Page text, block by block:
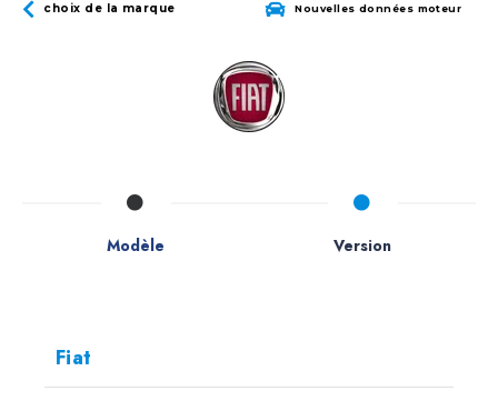
choix de la marque Nouvelles données moteur
Modèle Version
Fiat